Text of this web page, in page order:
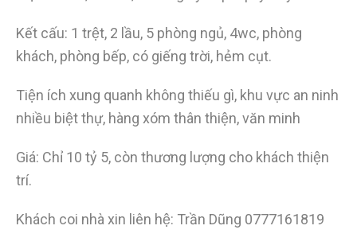
Kết cấu: 1 trệt, 2 lầu, 5 phòng ngủ, 4wc, phòng
khách, phòng bếp, có giếng trời, hẻm cụt.
Tiện ích xung quanh không thiếu gì, khu vực an ninh
nhiều biệt thự, hàng xóm thân thiện, văn minh
Giá: Chỉ 10 tỷ 5, còn thương lượng cho khách thiện
trí.
Khách coi nhà xin liên hệ: Trần Dũng 0777161819